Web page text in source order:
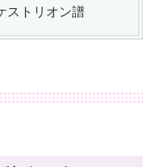
ストリオン譜